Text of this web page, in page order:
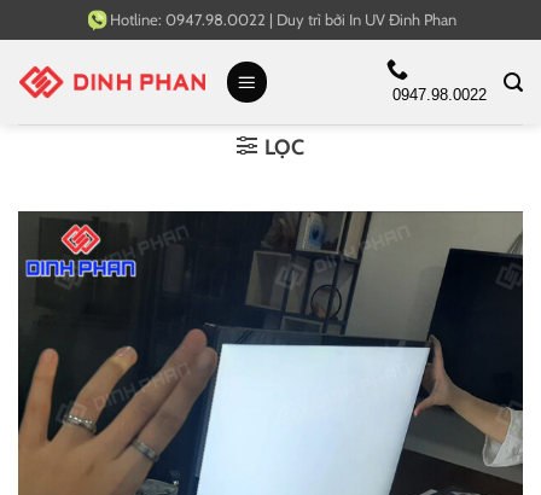
qua
nội
Hotline: 0947.98.0022 | Duy trì bởi In UV Đinh Phan
0947.98.0022
LỌC